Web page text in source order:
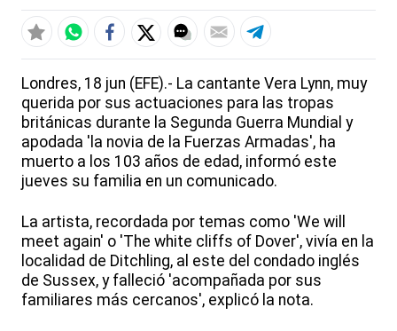
Londres, 18 jun (EFE).- La cantante Vera Lynn, muy
querida por sus actuaciones para las tropas
británicas durante la Segunda Guerra Mundial y
apodada 'la novia de la Fuerzas Armadas', ha
muerto a los 103 años de edad, informó este
jueves su familia en un comunicado.
La artista, recordada por temas como 'We will
meet again' o 'The white cliffs of Dover', vivía en la
localidad de Ditchling, al este del condado inglés
de Sussex, y falleció 'acompañada por sus
familiares más cercanos', explicó la nota.